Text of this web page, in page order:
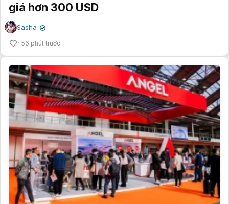
giá hơn 300 USD
Sasha ✔
56 phút trước